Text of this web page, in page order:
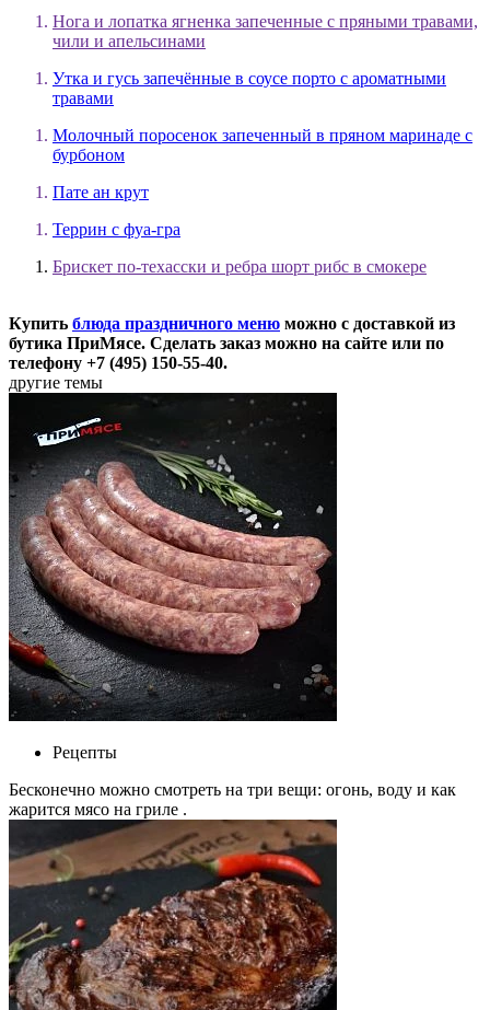
Нога и лопатка ягненка запеченные с пряными травами,
чили и апельсинами
Утка и гусь запечённые в соусе порто с ароматными
травами
Молочный поросенок запеченный в пряном маринаде с
бурбоном
Пате ан крут
Террин с фуа-гра
Брискет по-техасски и ребра шорт рибс в смокере
Купить блюда праздничного меню можно с доставкой из
бутика ПриМясе. Сделать заказ можно на сайте или по
телефону +7 (495) 150-55-40.
другие темы
Рецепты
Бесконечно можно смотреть на три вещи: огонь, воду и как
жарится мясо на гриле .